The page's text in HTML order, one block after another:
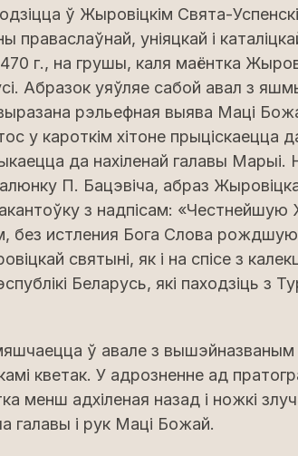
ў Жыровіцкім Свята-
уніяцкай і
г., на грушы, каля маёнтка
Абразок уяўляе сабой авал з
рэльефная выява Маці
у кароткім хітоне прыціскаецца
да нахіленай галавы
П. Бацэвіча, абраз
з надпісам: «Честнейшую
без истления Бога Слова
святыні, як і на спісе з
Беларусь, які паходзіць з
ў авале з вышэйназваным
кветак. У адрозненне ад
менш адхіленая назад і ножкі
галавы і рук Маці Божай.